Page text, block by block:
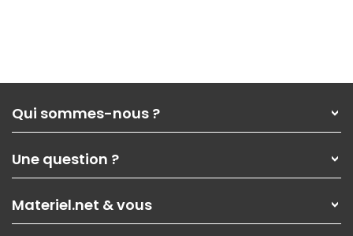
Qui sommes-nous ?
Nos services
Les magasins Materiel.net
Nos solutions pour les pros
Contactez-nous
Une question ?
Paiement, livraison
Garanties,Pack Zen
Materiel.net & vous